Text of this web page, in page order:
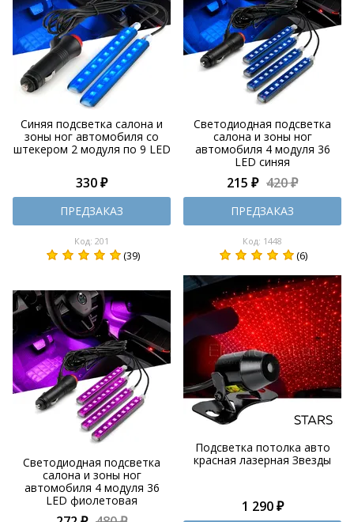
Синяя подсветка салона и
зоны ног автомобиля со
штекером 2 модуля по 9 LED
330 ₽
ПРЕДЗАКАЗ
Код: 201
(39)
Светодиодная подсветка
салона и зоны ног
автомобиля 4 модуля 36
LED синяя
215 ₽ 420 ₽
ПРЕДЗАКАЗ
Код: 1448
(6)
Светодиодная подсветка
салона и зоны ног
автомобиля 4 модуля 36
LED фиолетовая
Подсветка потолка авто
красная лазерная Звезды
1 290 ₽